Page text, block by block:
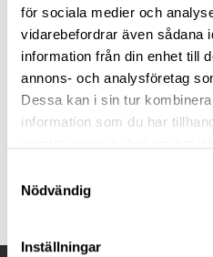
för sociala medier och
vidarebefordrar även sådana
information från din enhet till
annons- och analysföretag
Dessa kan i sin tur
information som du har
Nödvändig
Inställningar
Lämna återbud om du inte kan
undvik starka dofter.
Välkomna!